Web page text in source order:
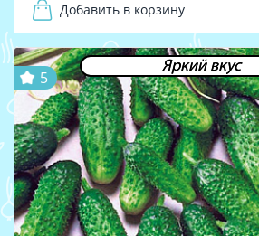
Добавить в корзину
Яркий вкус
5